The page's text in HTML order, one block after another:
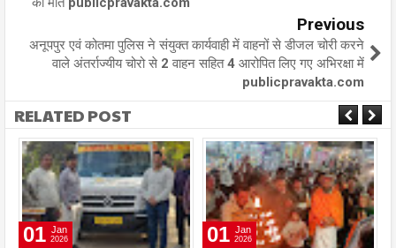
Previous
अनूपपुर एवं कोतमा पुलिस ने संयुक्त कार्यवाही में वाहनों से डीजल चोरी करने
वाले अंतर्राज्यीय चोरो से 2 वाहन सहित 4 आरोपित लिए गए अभिरक्षा में
publicpravakta.com
RELATED POST
01 Jan
2026 01 Jan
2026